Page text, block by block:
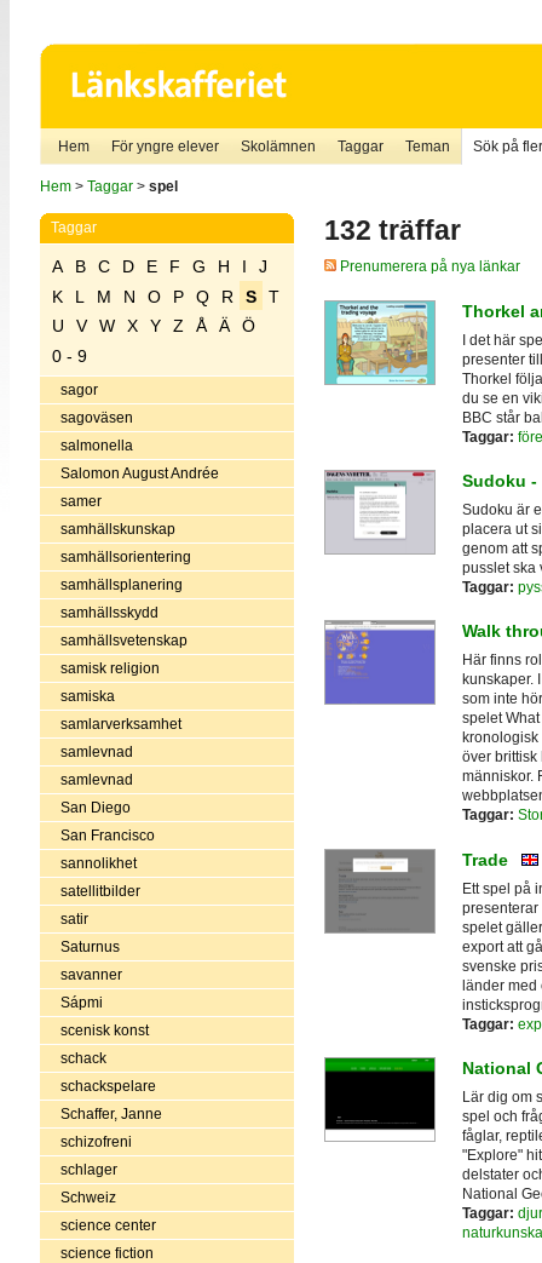
Hem För yngre elever Skolämnen Taggar Teman Sök på
Hem> Taggar> spel
Taggar
A B C D E F G H I
J
K
L M N O P Q R S
T
U
V W X Y Z Å Ä
Ö
0 - 9
sagor
sagoväsen
salmonella
Salomon August Andrée
samer
samhällskunskap
samhällsorientering
samhällsplanering
samhällsskydd
samhällsvetenskap
samisk religion
samiska
samlarverksamhet
samlevnad
samlevnad
San Diego
San Francisco
sannolikhet
satellitbilder
satir
Saturnus
savanner
Sápmi
scenisk konst
schack
schackspelare
Schaffer, Janne
schizofreni
schlager
Schweiz
science center
science fiction
132 träffar
Prenumerera på nya länkar
Thorkel
I det här
presenter
Thorkel
du se en
BBC står
Taggar:
Sudoku -
Sudoku är
placera ut
genom att
pusslet ska
Taggar:
Walk
Här finns
kunskaper.
som inte
spelet
över brittisk
människor.
Taggar:
Trade
Ett spel på
presenterar
spelet
export att
svenske
länder med
Taggar:
National
Lär dig om
spel och
fåglar,
"Explore"
delstater
National
Taggar: djur